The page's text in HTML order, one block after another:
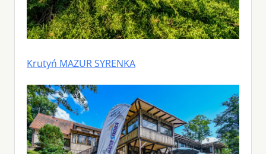
Krutyń MAZUR SYRENKA